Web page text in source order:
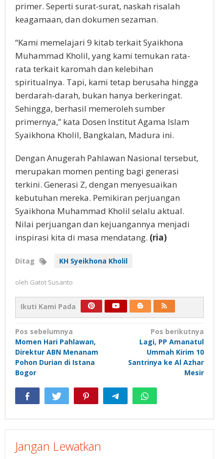
primer. Seperti surat-surat, naskah risalah
keagamaan, dan dokumen sezaman.
“Kami memelajari 9 kitab terkait Syaikhona
Muhammad Kholil, yang kami temukan rata-
rata terkait karomah dan kelebihan
spiritualnya. Tapi, kami tetap berusaha hingga
berdarah-darah, bukan hanya berkeringat.
Sehingga, berhasil memeroleh sumber
primernya,” kata Dosen Institut Agama Islam
Syaikhona Kholil, Bangkalan, Madura ini.
Dengan Anugerah Pahlawan Nasional tersebut,
merupakan momen penting bagi generasi
terkini. Generasi Z, dengan menyesuaikan
kebutuhan mereka. Pemikiran perjuangan
Syaikhona Muhammad Kholil selalu aktual.
Nilai perjuangan dan kejuangannya menjadi
inspirasi kita di masa mendatang. (ria)
Ditag KH Syeikhona Kholil
oleh Gatot Susanto
Ikuti Kami Pada
Navigasi
pos
Pos sebelumnya
Momen Hari Pahlawan,
Direktur ABN Menanam
Pohon Durian di Istana
Bogor
Pos berikutnya
Lagi, PP Amanatul
Ummah Kirim 10
Santrinya ke Al Azhar
Mesir
Jangan Lewatkan